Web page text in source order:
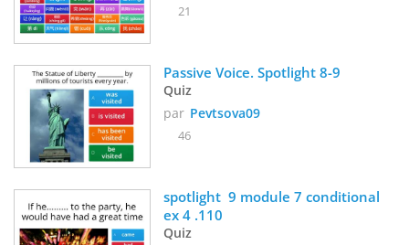
21
Passive Voice. Spotlight 8-9
Quiz
par Pevtsova09
46
spotlight  9 module 7 conditional
ex 4 .110
Quiz